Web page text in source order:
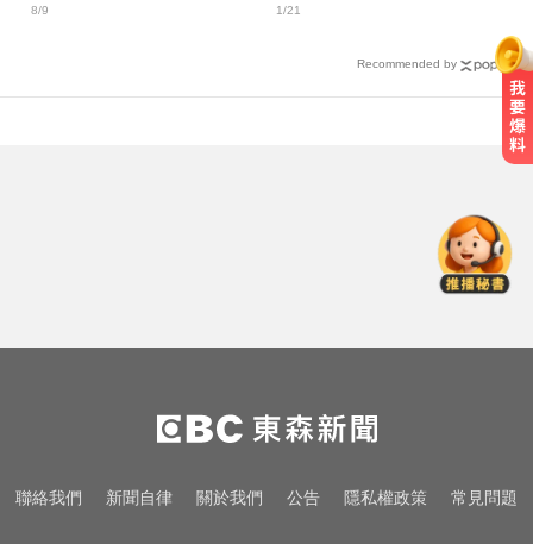
8/9
失」？
1/21
Recommended by
動漫名言激勵自己
王凱過世還回棚內拍戲？製作人靈
堂喊：你殺青了
國中暑輔悲劇！小六升國一男學生
聯絡我們 新聞自律 關於我們 公告 隱私權政策 常見問題